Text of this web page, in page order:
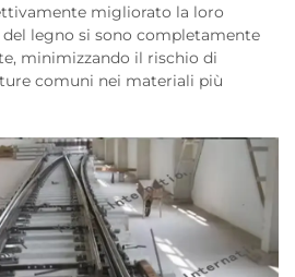
migliorato la loro
legno si sono completamente
minimizzando il rischio di
comuni nei materiali più